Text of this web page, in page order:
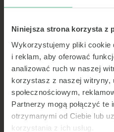
Niniejsza strona korzysta z
Wykorzystujemy pliki cookie
i reklam, aby oferować
analizować ruch w naszej
korzystasz z naszej witryny,
społecznościowym,
Partnerzy mogą połączyć te
otrzymanymi od Ciebie lub
korzystania z ich usług.
Lekarz pierwszego kontaktu w
minut — wideo, telefon lub